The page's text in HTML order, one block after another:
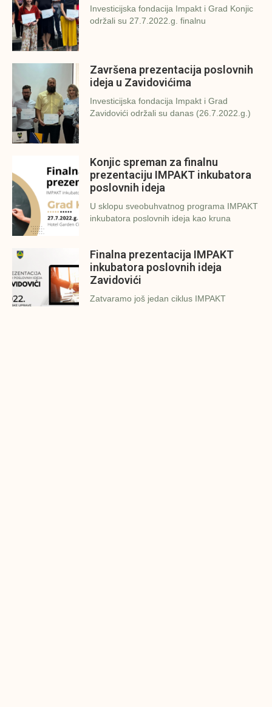
Investicijska fondacija Impakt i Grad Konjic
održali su 27.7.2022.g. finalnu
Završena prezentacija poslovnih
ideja u Zavidovićima
Investicijska fondacija Impakt i Grad
Zavidovići održali su danas (26.7.2022.g.)
Konjic spreman za finalnu
prezentaciju IMPAKT inkubatora
poslovnih ideja
U sklopu sveobuhvatnog programa IMPAKT
inkubatora poslovnih ideja kao kruna
Finalna prezentacija IMPAKT
inkubatora poslovnih ideja
Zavidovići
Zatvaramo još jedan ciklus IMPAKT